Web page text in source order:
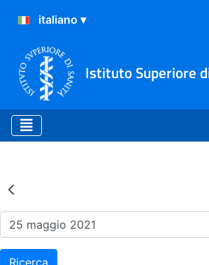
Istituto Superiore
Risultati della
Ricerca